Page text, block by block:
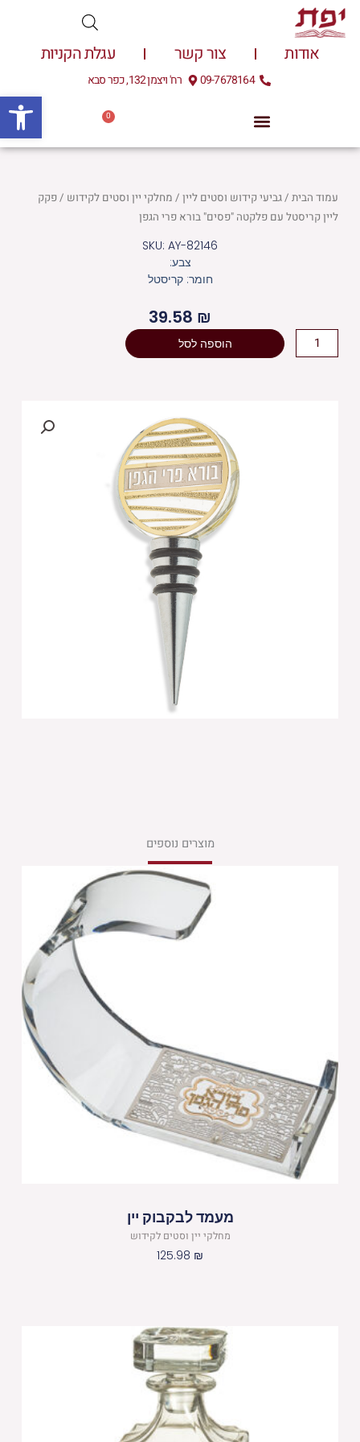
דילוג
לתוכן
אודות צור קשר עגלת הקניות
09-7678164 רח' ויצמן 132, כפר סבא
0
עגלת
עמוד הבית/גביעי קידוש וסטים ליין/ מחלקי יין וסטים לקידוש / פקק
ליין קריסטל עם פלקטה "פסים" בורא פרי הגפן
SKU: AY-82146
צבע:
חומר: קריסטל
39.58 ₪
כמות
של
הוספה לסל
מוצרים נוספים
מעמד לבקבוק יין
מחלקי יין וסטים לקידוש
125.98 ₪